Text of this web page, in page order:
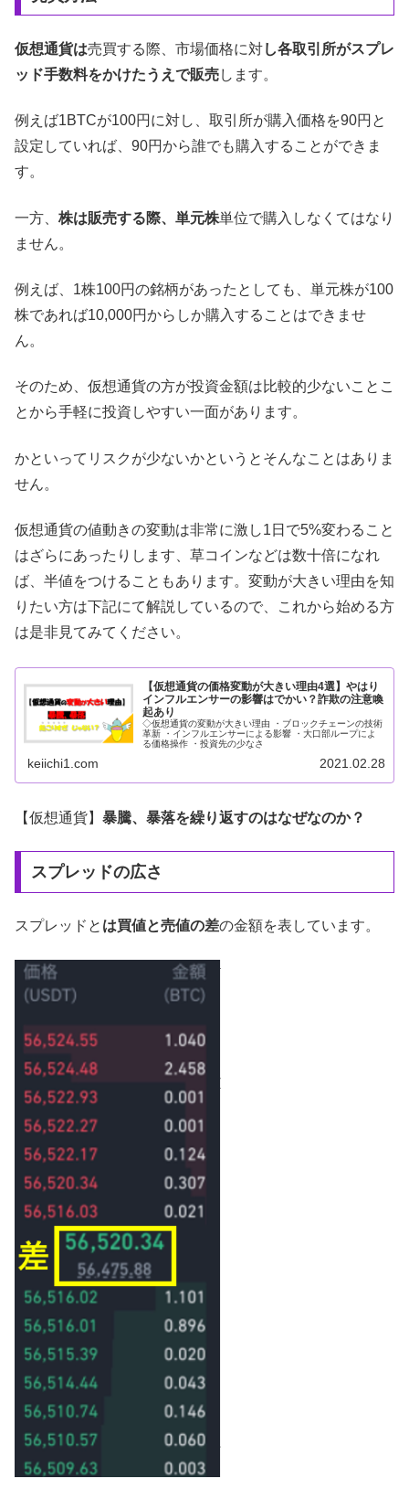
仮想通貨は売買する際、市場価格に対し各取引所がスプレ
ッド手数料をかけたうえで販売します。
例えば1BTCが100円に対し、取引所が購入価格を90円と
設定していれば、90円から誰でも購入することができま
す。
一方、 株は販売する際、単元株単位で購入しなくてはなり
ません。
例えば、1株100円の銘柄があったとしても、単元株が100
株であれば10,000円からしか購入することはできませ
ん。
そのため、仮想通貨の方が投資金額は比較的少ないことこ
とから手軽に投資しやすい一面があります。
かといってリスクが少ないかというとそんなことはありま
せん。
仮想通貨の値動きの変動は非常に激し1日で5%変わること
はざらにあったりします、草コインなどは数十倍になれ
ば、半値をつけることもあります。変動が大きい理由を知
りたい方は下記にて解説しているので、これから始める方
は是非見てみてください。
【仮想通貨の価格変動が大きい理由4選】やはり
インフルエンサーの影響はでかい？詐欺の注意喚
起あり
◇仮想通貨の変動が大きい理由 ・ブロックチェーンの技術
革新 ・インフルエンサーによる影響 ・大口部ループによ
る価格操作 ・投資先の少なさ
keiichi1.com 2021.02.28
【仮想通貨】 暴騰、暴落を繰り返すのはなぜなのか？
スプレッドの広さ
スプレッドと は買値と売値の差の金額を表しています。